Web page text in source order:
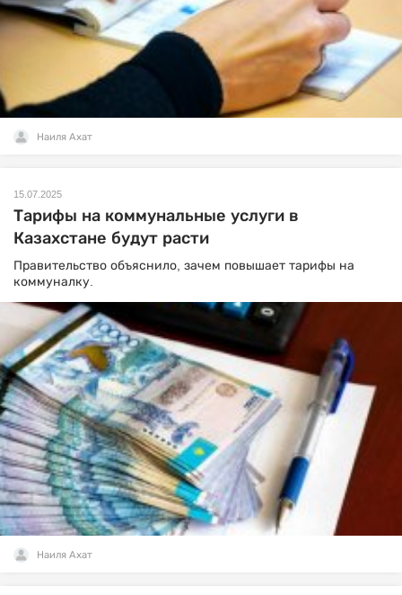
Наиля Ахат
15.07.2025
Тарифы на коммунальные услуги в
Казахстане будут расти
Правительство объяснило, зачем повышает тарифы на
коммуналку.
Наиля Ахат